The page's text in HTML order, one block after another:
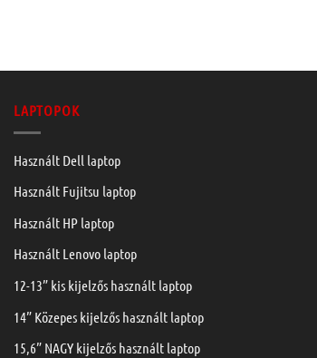
LAPTOPOK
Használt Dell laptop
Használt Fujitsu laptop
Használt HP laptop
Használt Lenovo laptop
12-13” kis kijelzős használt laptop
14” Közepes kijelzős használt laptop
15,6” NAGY kijelzős használt laptop